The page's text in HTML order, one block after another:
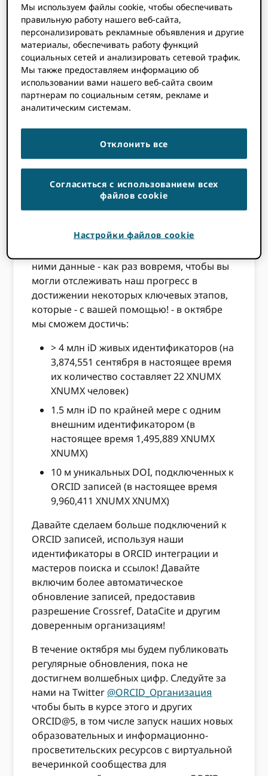
посте, может быть неточной.
Октябрь 2017 -
особенный месяц для
ORCID потому что мы
будем отмечать
пятилетие! Какой
долгий путь мы прошли - и мы не смогли
бы этого сделать без вашего участия и
поддержки - спасибо!
ORCID все о сообществе, поэтому, чтобы
отпраздновать нашу годовщину, мы
делимся с вами некоторыми новыми
ресурсами. Во-первых, мы улучшили наши
включить дополнительную информацию о
ними данные - как раз вовремя, чтобы вы
могли отслеживать наш прогресс в
достижении некоторых ключевых этапов,
которые - с вашей помощью! - в октябре
мы сможем достичь:
> 4 млн iD живых идентификаторов (на
3,874,551 сентября в настоящее время
их количество составляет 22 XNUMX
XNUMX человек)
1.5 млн iD по крайней мере с одним
внешним идентификатором (в
настоящее время 1,495,889 XNUMX
XNUMX)
10 м уникальных DOI, подключенных к
ORCID записей (в настоящее время
9,960,411 XNUMX XNUMX)
Давайте сделаем больше подключений к
ORCID записей, используя наши
идентификаторы в ORCID интеграции и
мастеров поиска и ссылок! Давайте
включим более автоматическое
обновление записей, предоставив
разрешение Crossref, DataCite и другим
доверенным организациям!
В течение октября мы будем публиковать
регулярные обновления, пока не
достигнем волшебных цифр. Следуйте за
нами на Twitter @ORCID_Организация
чтобы быть в курсе этого и других
ORCID@5, в том числе запуск наших новых
образовательных и информационно-
просветительских ресурсов с виртуальной
вечеринкой сообщества для
Мы используем файлы cookie, чтобы обеспечивать
правильную работу нашего веб-сайта,
персонализировать рекламные объявления и другие
материалы, обеспечивать работу функций
социальных сетей и анализировать сетевой трафик.
Мы также предоставляем информацию об
использовании вами нашего веб-сайта своим
партнерам по социальным сетям, рекламе и
аналитическим системам.
Отклонить все
Согласиться с использованием всех
файлов cookie
Настройки файлов cookie